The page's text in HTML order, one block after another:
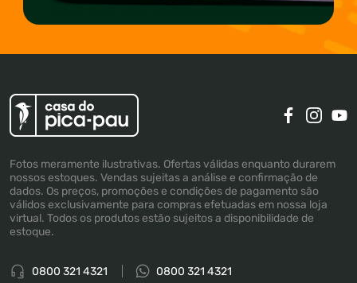
Fotos meramente ilustrativas. Ofertas válidas enquanto durarem
nossos estoques. Vendas sujeitas a análise e confirmação de
dados. Os preços, promoções e condições de pagamento são
válidos exclusivamente para compras efetuadas em nossa loja
virtual. Todos os produtos estão sujeitos a disponibilidade de
estoque.
0800 321 4321 0800 321 4321